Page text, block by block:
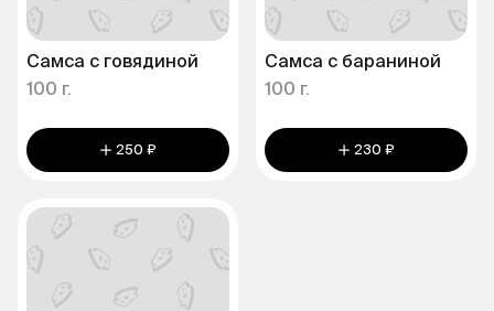
Самса с говядиной
100 г.
250 ₽
Самса с бараниной
100 г.
230 ₽